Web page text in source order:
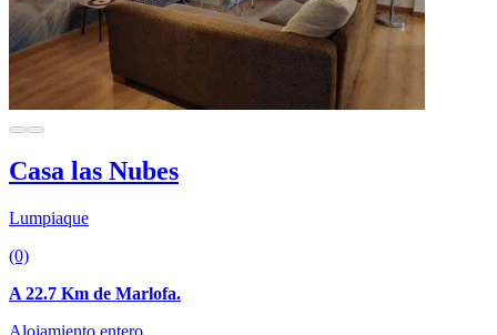
Casa las Nubes
Lumpiaque
(0)
A 22.7 Km de Marlofa.
Alojamiento entero